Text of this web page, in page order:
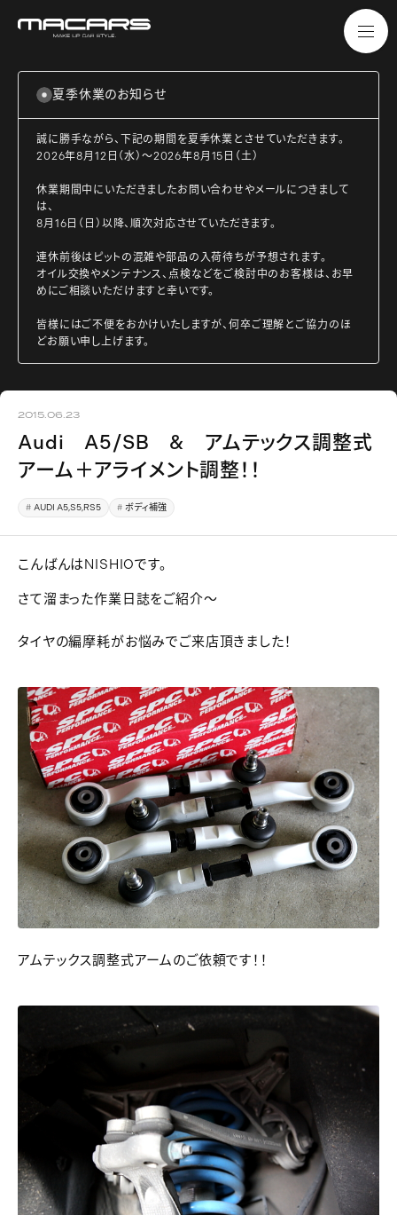
夏季休業のお知らせ
誠に勝手ながら、下記の期間を夏季休業とさせていただきます。
2026年8月12日（水）～2026年8月15日（土）
休業期間中にいただきましたお問い合わせやメールにつきまして
は、
8月16日（日）以降、順次対応させていただきます。
連休前後はピットの混雑や部品の入荷待ちが予想されます。
オイル交換やメンテナンス、点検などをご検討中のお客様は、お早
めにご相談いただけますと幸いです。
皆様にはご不便をおかけいたしますが、何卒ご理解とご協力のほ
どお願い申し上げます。
2015.06.23
Audi A5/SB & アムテックス調整式
アーム＋アライメント調整！！
AUDI A5,S5,RS5 ボディ補強
こんばんはNISHIOです。
さて溜まった作業日誌をご紹介～
タイヤの編摩耗がお悩みでご来店頂きました！
アムテックス調整式アームのご依頼です！！